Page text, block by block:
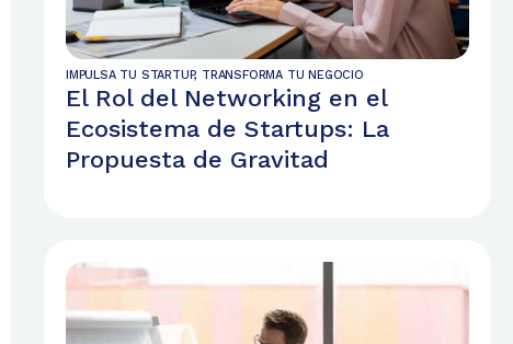
IMPULSA TU STARTUP, TRANSFORMA TU NEGOCIO
El Rol del Networking en el
Ecosistema de Startups: La
Propuesta de Gravitad